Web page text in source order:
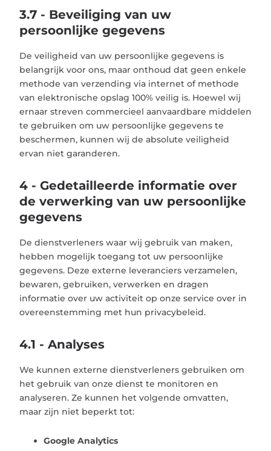
3.7 - Beveiliging van uw
persoonlijke gegevens
De veiligheid van uw persoonlijke gegevens is
belangrijk voor ons, maar onthoud dat geen enkele
methode van verzending via internet of methode
van elektronische opslag 100% veilig is. Hoewel wij
ernaar streven commercieel aanvaardbare middelen
te gebruiken om uw persoonlijke gegevens te
beschermen, kunnen wij de absolute veiligheid
ervan niet garanderen.
4 - Gedetailleerde informatie over
de verwerking van uw persoonlijke
gegevens
De dienstverleners waar wij gebruik van maken,
hebben mogelijk toegang tot uw persoonlijke
gegevens. Deze externe leveranciers verzamelen,
bewaren, gebruiken, verwerken en dragen
informatie over uw activiteit op onze service over in
overeenstemming met hun privacybeleid.
4.1 - Analyses
We kunnen externe dienstverleners gebruiken om
het gebruik van onze dienst te monitoren en
analyseren. Ze kunnen het volgende omvatten,
maar zijn niet beperkt tot:
Google Analytics